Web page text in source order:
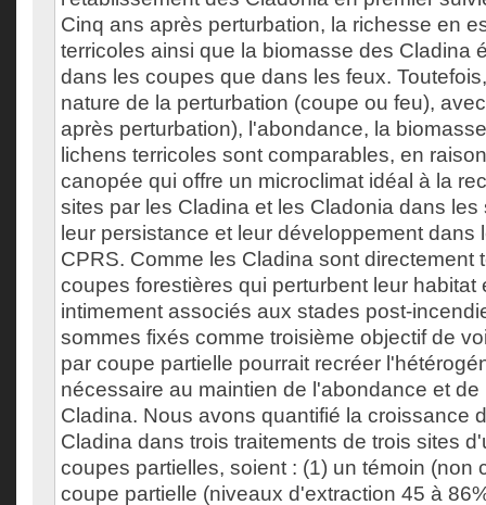
Cinq ans après perturbation, la richesse en
terricoles ainsi que la biomasse des Cladina
dans les coupes que dans les feux.
nature de la perturbation (coupe ou feu),
après perturbation), l'abondance, la
lichens terricoles sont comparables, en
canopée qui offre un microclimat idéal à la
sites par les Cladina et les Cladonia dans les
leur persistance et leur développement dans
CPRS. Comme les Cladina sont directement
coupes forestières qui perturbent leur habitat
intimement associés aux stades post-
sommes fixés comme troisième objectif de
par coupe partielle pourrait recréer
nécessaire au maintien de l'abondance et
Cladina. Nous avons quantifié la croissance
Cladina dans trois traitements de trois sites
coupes partielles, soient : (1) un témoin (non
coupe partielle (niveaux d'extraction 45 à